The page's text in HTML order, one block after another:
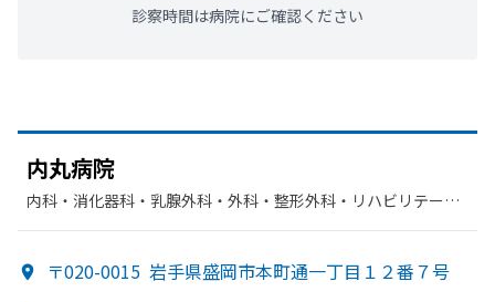
診察時間は病院にご確認ください
内丸病院
内科・​消化器科・​乳腺外科・​外科・​整形外科・​リハビリテーシ
〒020-0015 岩手県盛岡市本町通一丁目１２番７号